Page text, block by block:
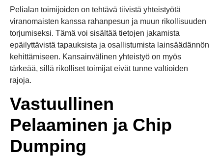
Pelialan toimijoiden on tehtävä tiivistä yhteistyötä
viranomaisten kanssa rahanpesun ja muun rikollisuuden
torjumiseksi. Tämä voi sisältää tietojen jakamista
epäilyttävistä tapauksista ja osallistumista lainsäädännön
kehittämiseen. Kansainvälinen yhteistyö on myös
tärkeää, sillä rikolliset toimijat eivät tunne valtioiden
rajoja.
Vastuullinen
Pelaaminen ja Chip
Dumping